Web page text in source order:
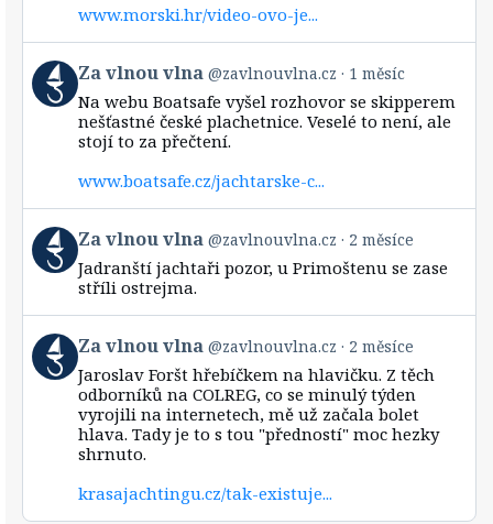
www.morski.hr/video-ovo-je...
View
post
by
Za vlnou vlna @zavlnouvlna.cz 1 měsíc
Na webu Boatsafe vyšel rozhovor se skipperem
nešťastné české plachetnice. Veselé to není, ale
stojí to za přečtení.
www.boatsafe.cz/jachtarske-c...
View
post
by
on
Bluesky
Za vlnou vlna @zavlnouvlna.cz 2 měsíce
Jadranští jachtaři pozor, u Primoštenu se zase
stříli ostrejma.
View
post
by
Za vlnou vlna @zavlnouvlna.cz 2 měsíce
Jaroslav Foršt hřebíčkem na hlavičku. Z těch
odborníků na COLREG, co se minulý týden
vyrojili na internetech, mě už začala bolet
hlava. Tady je to s tou "předností" moc hezky
shrnuto.
krasajachtingu.cz/tak-existuje...